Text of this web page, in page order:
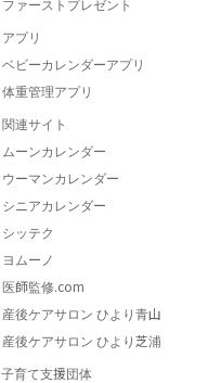
アプリ
ベビーカレンダーアプリ
体重管理アプリ
関連サイト
ムーンカレンダー
ウーマンカレンダー
シニアカレンダー
シッテク
ヨムーノ
医師監修.com
産後ケアサロン ひより青山
産後ケアサロン ひより芝浦
子育て支援団体